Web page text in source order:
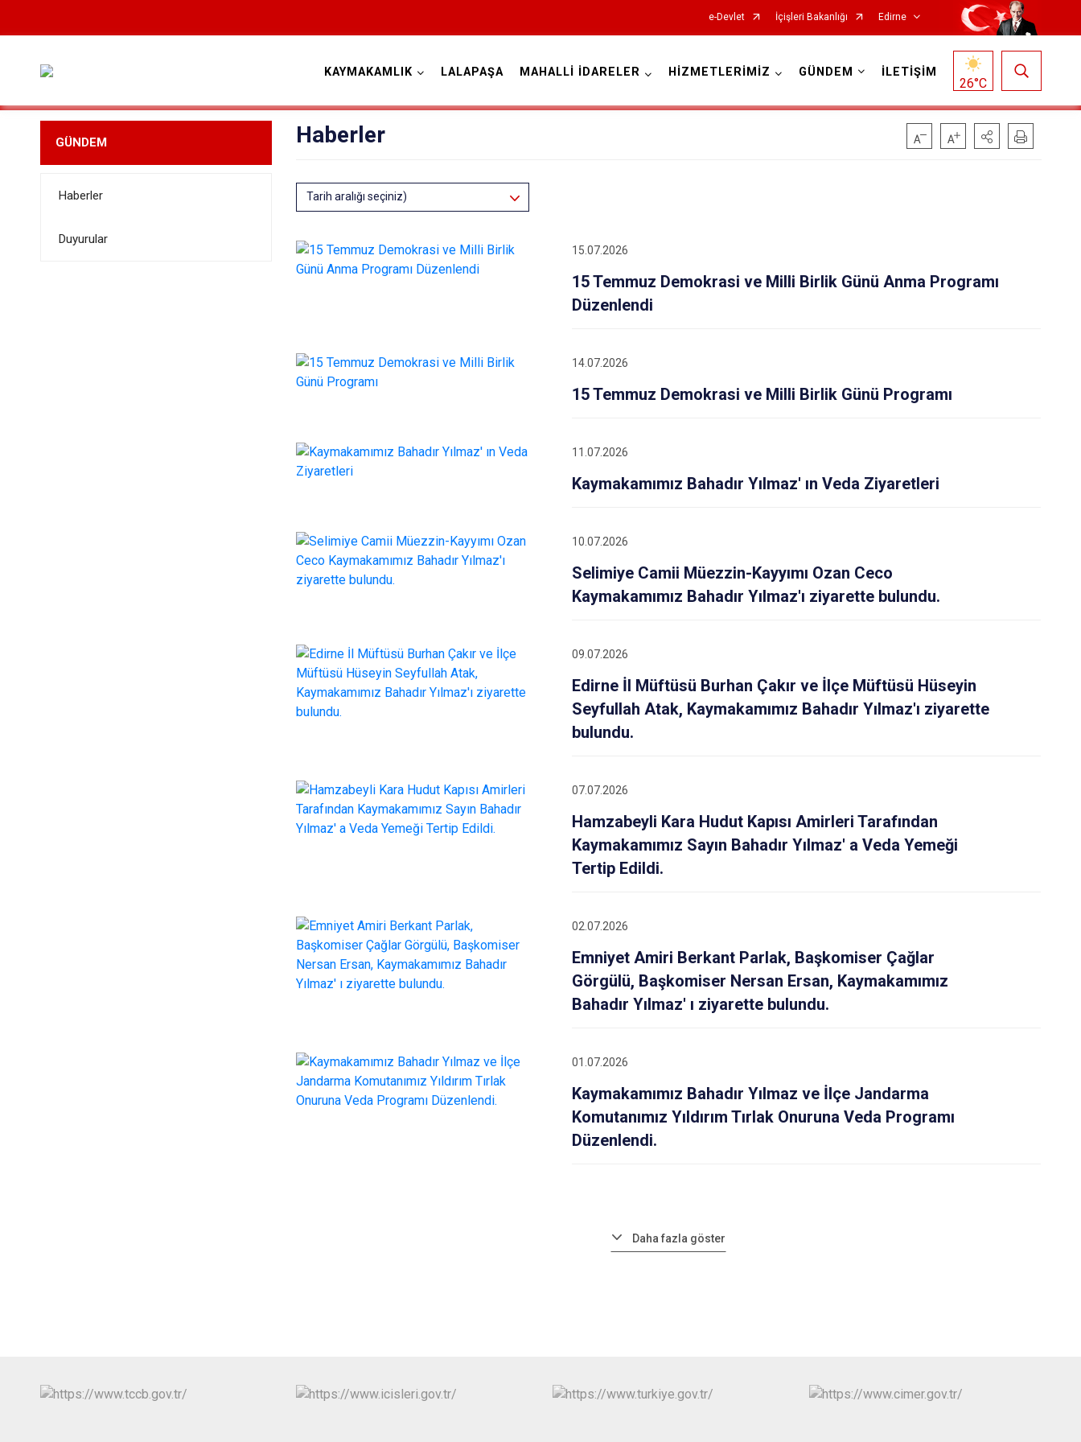
e-Devlet İçişleri Bakanlığı Edirne
Süloğlu
KAYMAKAMLIK LALAPAŞA MAHALLİ İDARELER HİZMETLERİMİZ GÜNDEM İLETİŞİM
26°C
GÜNDEM
Haberler
Duyurular
Haberler
Tarih aralığı seçiniz)
15.07.2026
15 Temmuz Demokrasi ve Milli Birlik Günü Anma Programı
Düzenlendi
14.07.2026
15 Temmuz Demokrasi ve Milli Birlik Günü Programı
11.07.2026
Kaymakamımız Bahadır Yılmaz' ın Veda Ziyaretleri
10.07.2026
Selimiye Camii Müezzin-Kayyımı Ozan Ceco
Kaymakamımız Bahadır Yılmaz'ı ziyarette bulundu.
09.07.2026
Edirne İl Müftüsü Burhan Çakır ve İlçe Müftüsü Hüseyin
Seyfullah Atak, Kaymakamımız Bahadır Yılmaz'ı ziyarette
bulundu.
07.07.2026
Hamzabeyli Kara Hudut Kapısı Amirleri Tarafından
Kaymakamımız Sayın Bahadır Yılmaz' a Veda Yemeği
Tertip Edildi.
02.07.2026
Emniyet Amiri Berkant Parlak, Başkomiser Çağlar
Görgülü, Başkomiser Nersan Ersan, Kaymakamımız
Bahadır Yılmaz' ı ziyarette bulundu.
01.07.2026
Kaymakamımız Bahadır Yılmaz ve İlçe Jandarma
Komutanımız Yıldırım Tırlak Onuruna Veda Programı
Düzenlendi.
Daha fazla göster